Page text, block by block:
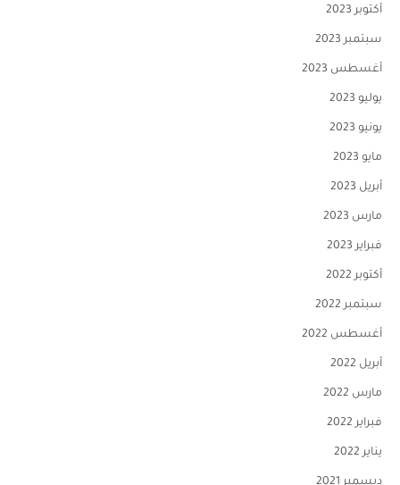
أكتوبر 2023
سبتمبر 2023
أغسطس 2023
يوليو 2023
يونيو 2023
مايو 2023
أبريل 2023
مارس 2023
فبراير 2023
أكتوبر 2022
سبتمبر 2022
أغسطس 2022
أبريل 2022
مارس 2022
فبراير 2022
يناير 2022